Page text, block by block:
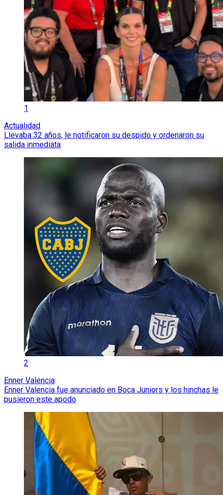
1
Actualidad
Llevaba 32 años, le notificaron su despido y ordenaron su
salida inmediata
2
Enner Valencia
Enner Valencia fue anunciado en Boca Juniors y los hinchas le
pusieron este apodo